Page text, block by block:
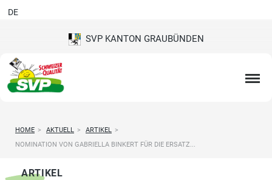
SVP KANTON GRAUBÜNDEN
DE
HOME > AKTUELL > ARTIKEL >
NOMINATION VON GABRIELLA BINKERT FÜR DIE ERSATZ...
ARTIKEL